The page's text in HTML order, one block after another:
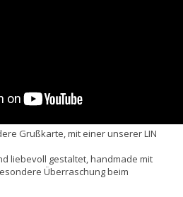
Grußkarte, mit einer unserer LIN
liebevoll gestaltet, handmade mit
Überraschung beim